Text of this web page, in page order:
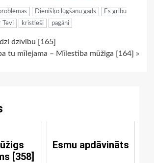
Dienišķo lūgšanu gads
Es gribu
Tevi
kristieši pagāni
dzīvibu [165]
tu mīlejama – Mīlestiba mūžiga [164] »
[358]
Esmu apdāvināts